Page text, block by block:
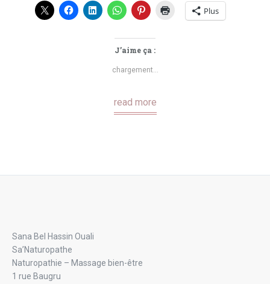
Plus
J’aime ça :
chargement…
read more
Sana Bel Hassin Ouali
Sa’Naturopathe
Naturopathie – Massage bien-être
1 rue Baugru